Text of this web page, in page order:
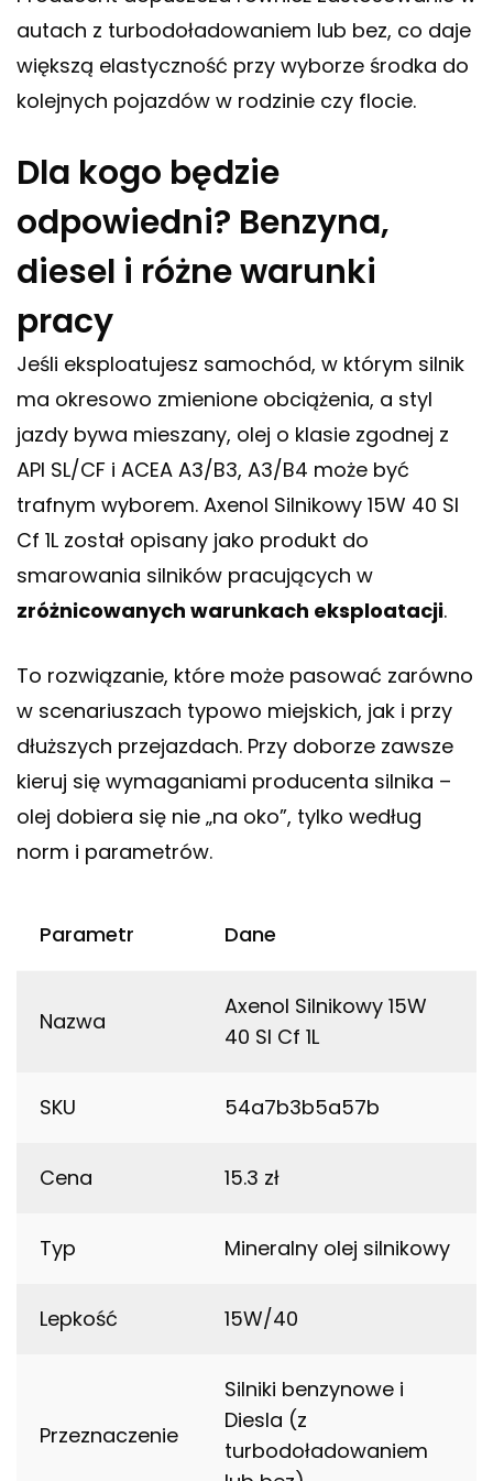
autach z turbodoładowaniem lub bez, co daje
większą elastyczność przy wyborze środka do
kolejnych pojazdów w rodzinie czy flocie.
Dla kogo będzie
odpowiedni? Benzyna,
diesel i różne warunki
pracy
Jeśli eksploatujesz samochód, w którym silnik
ma okresowo zmienione obciążenia, a styl
jazdy bywa mieszany, olej o klasie zgodnej z
API SL/CF i ACEA A3/B3, A3/B4 może być
trafnym wyborem. Axenol Silnikowy 15W 40 Sl
Cf 1L został opisany jako produkt do
smarowania silników pracujących w
zróżnicowanych warunkach eksploatacji.
To rozwiązanie, które może pasować zarówno
w scenariuszach typowo miejskich, jak i przy
dłuższych przejazdach. Przy doborze zawsze
kieruj się wymaganiami producenta silnika –
olej dobiera się nie „na oko”, tylko według
norm i parametrów.
Parametr Dane
Nazwa
Axenol Silnikowy 15W
40 Sl Cf 1L
SKU 54a7b3b5a57b
Cena 15.3 zł
Typ Mineralny olej silnikowy
Lepkość 15W/40
Przeznaczenie
Silniki benzynowe i
Diesla (z
turbodoładowaniem